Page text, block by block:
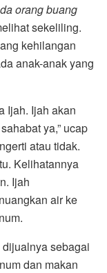
orang buang
sekeliling.
kehilangan
anak-anak yang
Ijah. Ijah akan
ya,” ucap
atau tidak.
Kelihatannya
Ijah
air ke
sebagai
dan makan